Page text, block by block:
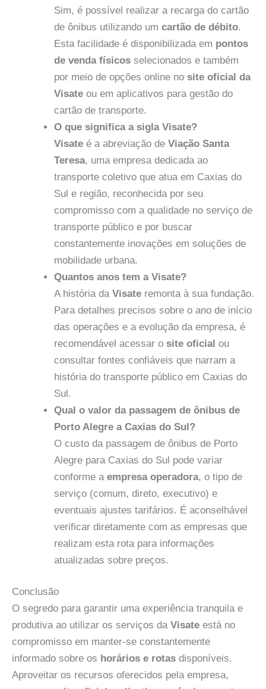
Sim, é possível realizar a recarga do cartão
de ônibus utilizando um cartão de débito.
Esta facilidade é disponibilizada em pontos
de venda físicos selecionados e também
por meio de opções online no site oficial da
Visate ou em aplicativos para gestão do
cartão de transporte.
O que significa a sigla Visate?
Visate é a abreviação de Viação Santa
Teresa, uma empresa dedicada ao
transporte coletivo que atua em Caxias do
Sul e região, reconhecida por seu
compromisso com a qualidade no serviço de
transporte público e por buscar
constantemente inovações em soluções de
mobilidade urbana.
Quantos anos tem a Visate?
A história da Visate remonta à sua fundação.
Para detalhes precisos sobre o ano de início
das operações e a evolução da empresa, é
recomendável acessar o site oficial ou
consultar fontes confiáveis que narram a
história do transporte público em Caxias do
Sul.
Qual o valor da passagem de ônibus de
Porto Alegre a Caxias do Sul?
O custo da passagem de ônibus de Porto
Alegre para Caxias do Sul pode variar
conforme a empresa operadora, o tipo de
serviço (comum, direto, executivo) e
eventuais ajustes tarifários. É aconselhável
verificar diretamente com as empresas que
realizam esta rota para informações
atualizadas sobre preços.
Conclusão
O segredo para garantir uma experiência tranquila e
produtiva ao utilizar os serviços da Visate está no
compromisso em manter-se constantemente
informado sobre os horários e rotas disponíveis.
Aproveitar os recursos oferecidos pela empresa,